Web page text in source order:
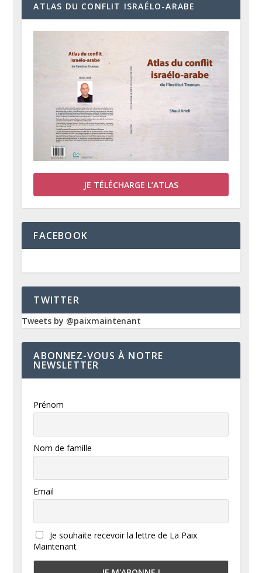
ATLAS DU CONFLIT ISRAÉLO-ARABE
JE TÉLÉCHARGE L’ATLAS
FACEBOOK
TWITTER
Tweets by @paixmaintenant
ABONNEZ-VOUS À NOTRE
NEWSLETTER
Prénom
Nom de famille
Email
Je souhaite recevoir la lettre de La Paix
Maintenant